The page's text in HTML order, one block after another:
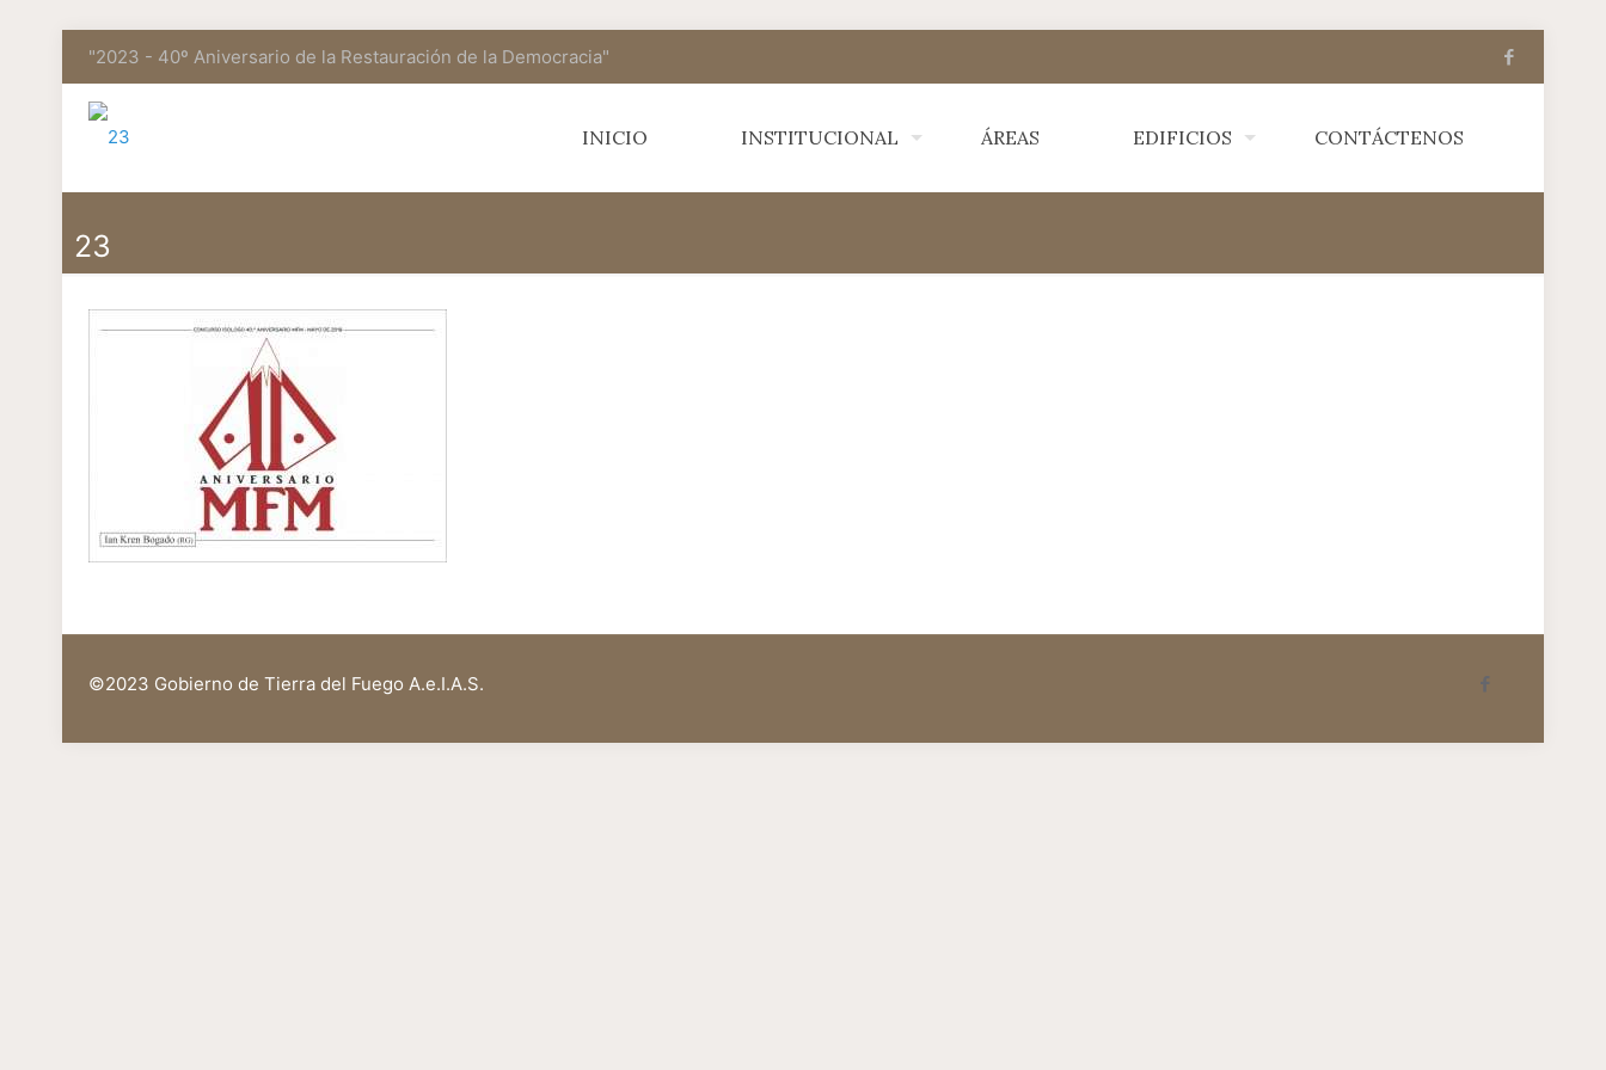
"2023 - 40º Aniversario de la Restauración de la Democracia"
INICIO INSTITUCIONAL ÁREAS EDIFICIOS CONTÁCTENOS
23
©2023 Gobierno de Tierra del Fuego A.e.I.A.S.